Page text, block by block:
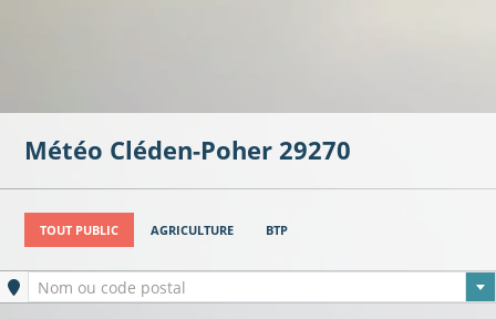
Météo Cléden-Poher 29270
TOUT PUBLIC AGRICULTURE BTP
Ville sélectionnée
Nom ou code postal